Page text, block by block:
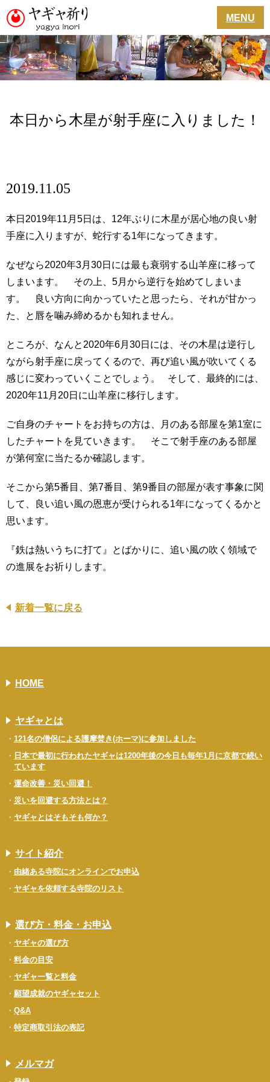
MENU
本日から木星が射手座に入りました！
2019.11.05
本日2019年11月5日は、12年ぶりに木星が居心地の良い射
手座に入りますが、蛇行する1年になってきます。
なぜなら2020年3月30日には最も衰弱する山羊座に移って
しまいます。 その上、5月から逆行を始めてしまいま
す。 良い方向に向かっていたと思ったら、それが甘かっ
た、と唇を噛み締めるかも知れません。
ところが、なんと2020年6月30日には、その木星は逆行し
ながら射手座に戻ってくるので、再び追い風が吹いてくる
感じに変わっていくことでしょう。 そして、最終的には、
2020年11月20日に山羊座に移行します。
ご自身のチャートをお持ちの方は、月のある部屋を第1室に
したチャートを見ていきます。 そこで射手座のある部屋
が第何室に当たるか確認します。
そこから第5番目、第7番目、第9番目の部屋が表す事象に関
して、良い追い風の恩恵が受けられる1年になってくるかと
思います。
『鉄は熱いうちに打て』とばかりに、追い風の吹く領域で
の進展をお祈りします。
新着一覧に戻る
HOME
ヤギャとは
121名の僧侶による護摩焚き(ホーマ)に参加しました
日本で最初に行われたヤギャは1200年後の今日も毎年1月に京都で続い
ています
運命改善・災い回避！
災いを回避する方法とは？
ヤギャとはそもそも何か？
サイト紹介
由緒ある寺院にオンラインでお申込
ヤギャを依頼する寺院のリスト
選び方・料金・お申込
ヤギャの選び方
料金の目安
ヤギャ一覧と料金
願望成就のヤギャセット
Q&A
特定商取引法の表記
メルマガ